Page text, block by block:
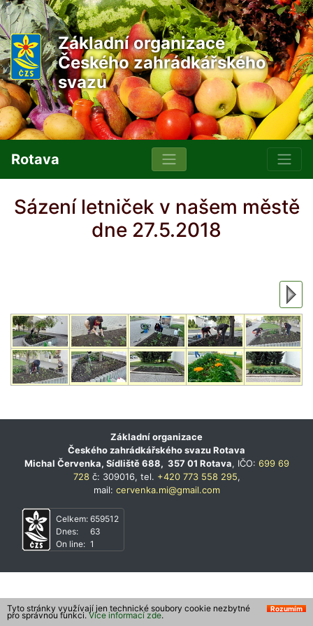
Základní organizace
Českého zahrádkářského
svazu
Rotava
Sázení letniček v našem městě
dne 27.5.2018
Základní organizace
Českého zahrádkářského svazu Rotava
Michal Červenka, Sídliště 688, 357 01 Rotava, IČO: 699 69
728č: 309016, tel. +420 773 558 295,
mail: cervenka.mi@gmail.com
Celkem:
Dnes:
On line:
659512
63
1
Rozumím
Tyto stránky využívají jen technické soubory cookie nezbytné
pro správnou funkci. Více informací zde.